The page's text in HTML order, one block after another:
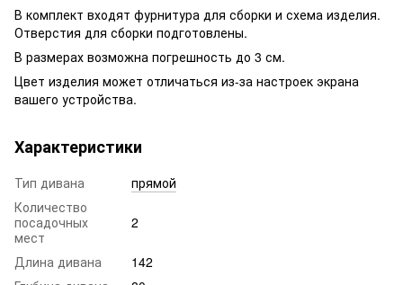
В комплект входят фурнитура для сборки и схема изделия.
Отверстия для сборки подготовлены.
В размерах возможна погрешность до 3 см.
Цвет изделия может отличаться из-за настроек экрана
вашего устройства.
Характеристики
Тип дивана
прямой
Количество
посадочных
мест
2
Длина дивана
142